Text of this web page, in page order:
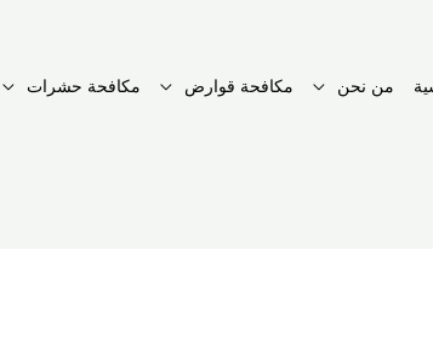
من نحن مكافحة قوارض مكافحة حشرات